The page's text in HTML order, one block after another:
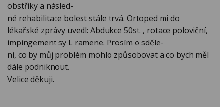
obstřiky a násled-
né rehabilitace bolest stále trvá. Ortoped mi do
lékařské zprávy uvedl: Abdukce 50st. , rotace poloviční,
impingement sy L ramene. Prosím o sděle-
ní, co by můj problém mohlo způsobovat a co bych měl
dále podniknout.
Velice děkuji.